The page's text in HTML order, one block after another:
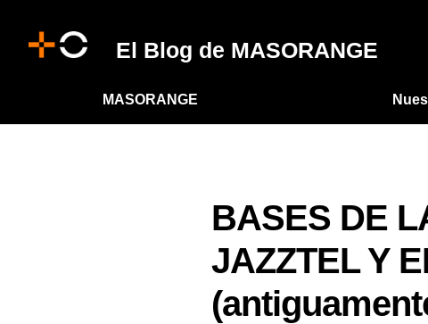
El Blog de MASORANGE
MASORANGE
BASES DE
JAZZTEL Y